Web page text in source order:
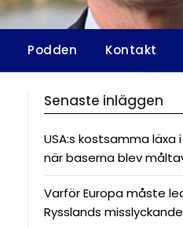
Podden Kontakt
Senaste inläggen
USA:s kostsamma läxa
när baserna blev
Varför Europa måste
Rysslands